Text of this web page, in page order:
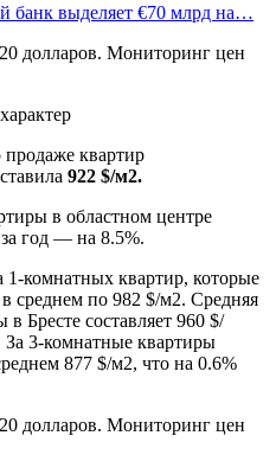
банк выделяет €70 млрд на…
продаже квартир
922 $/м2.
в областном центре
год — на 8.5%.
1-комнатных квартир, которые
среднем по 982 $/м2. Средняя
Бресте составляет 960 $/
3-комнатные квартиры
877 $/м2, что на 0.6%